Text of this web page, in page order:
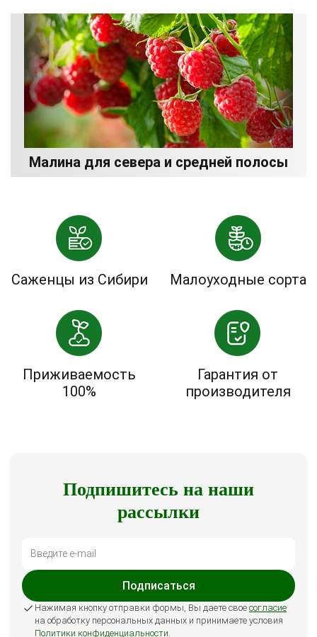
Малина для севера и средней полосы
Саженцы из Сибири Малоуходные сорта
Приживаемость
100%
Гарантия от
производителя
Подпишитесь на наши
рассылки
Подписаться
Нажимая кнопку отправки формы, Вы даете свое согласие
на обработку персональных данных и принимаете условия
Политики конфиденциальности.